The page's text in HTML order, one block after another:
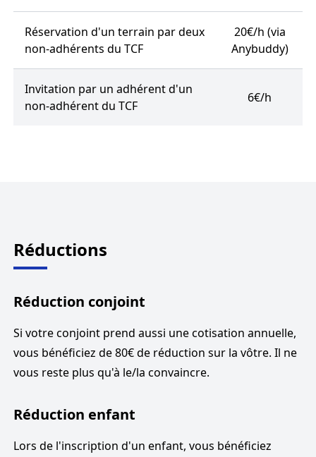
Réservation d'un terrain par deux
non-adhérents du TCF
20€/h (via
Anybuddy)
Invitation par un adhérent d'un
non-adhérent du TCF
6€/h
Réductions
Réduction conjoint
Si votre conjoint prend aussi une cotisation annuelle,
vous bénéficiez de 80€ de réduction sur la vôtre. Il ne
vous reste plus qu'à le/la convaincre.
Réduction enfant
Lors de l'inscription d'un enfant, vous bénéficiez